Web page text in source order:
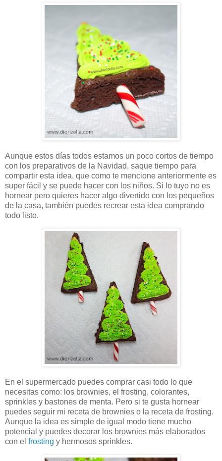
Aunque estos días todos estamos un poco cortos de tiempo
con los preparativos de la Navidad, saque tiempo para
compartir esta idea, que como te mencione anteriormente es
super fácil y se puede hacer con los niños. Si lo tuyo no es
hornear pero quieres hacer algo divertido con los pequeños
de la casa, también puedes recrear esta idea comprando
todo listo.
En el supermercado puedes comprar casi todo lo que
necesitas como: los brownies, el frosting, colorantes,
sprinkles y bastones de menta. Pero si te gusta hornear
puedes seguir mi receta de brownies o la receta de frosting.
Aunque la idea es simple de igual modo tiene mucho
potencial y puedes decorar los brownies más elaborados
con el frosting y hermosos sprinkles.